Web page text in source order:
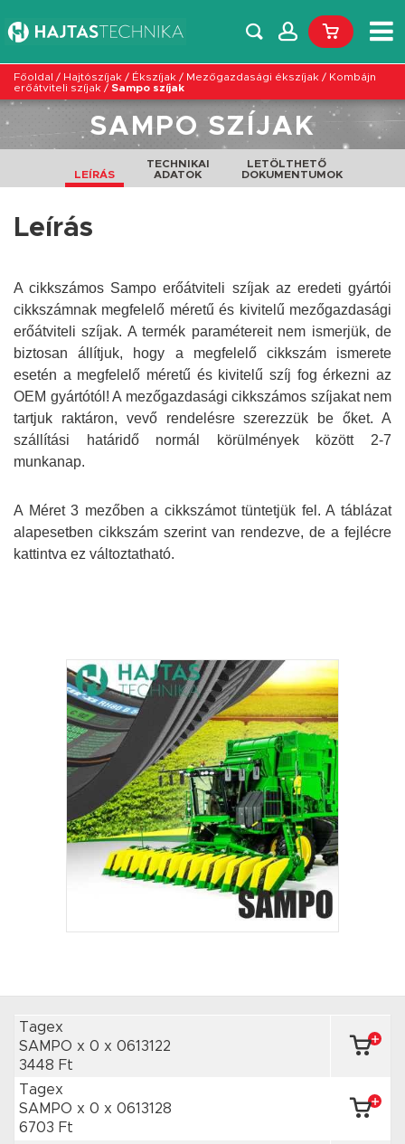
Főoldal / Hajtószíjak / Ékszíjak / Mezőgazdasági ékszíjak / Kombájn
erőátviteli szíjak / Sampo szíjak
SAMPO SZÍJAK
LEÍRÁS
TECHNIKAI
ADATOK
LETÖLTHETŐ
DOKUMENTUMOK
Leírás
A cikkszámos Sampo erőátviteli szíjak az eredeti gyártói
cikkszámnak megfelelő méretű és kivitelű mezőgazdasági
erőátviteli szíjak. A termék paramétereit nem ismerjük, de
biztosan állítjuk, hogy a megfelelő cikkszám ismerete
esetén a megfelelő méretű és kivitelű szíj fog érkezni az
OEM gyártótól! A mezőgazdasági cikkszámos szíjakat nem
tartjuk raktáron, vevő rendelésre szerezzük be őket. A
szállítási határidő normál körülmények között 2-7
munkanap.
A Méret 3 mezőben a cikkszámot tüntetjük fel. A táblázat
alapesetben cikkszám szerint van rendezve, de a fejlécre
kattintva ez változtatható.
Tagex
SAMPO x 0 x 0613122
3448 Ft
Tagex
SAMPO x 0 x 0613128
6703 Ft